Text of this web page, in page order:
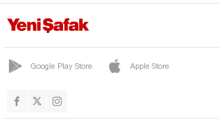
Google Play Store Apple Store